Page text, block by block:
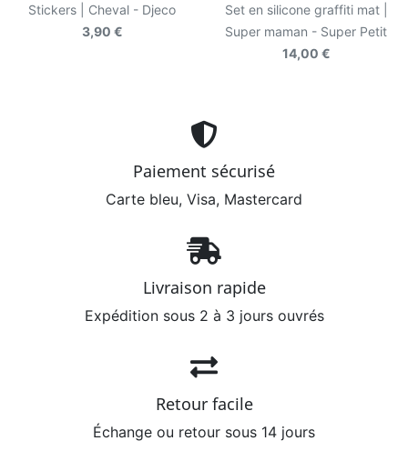
Stickers | Cheval - Djeco
3,90 €
Set en silicone graffiti mat |
Super maman - Super Petit
14,00 €
Paiement sécurisé
Carte bleu, Visa, Mastercard
Livraison rapide
Expédition sous 2 à 3 jours ouvrés
Retour facile
Échange ou retour sous 14 jours